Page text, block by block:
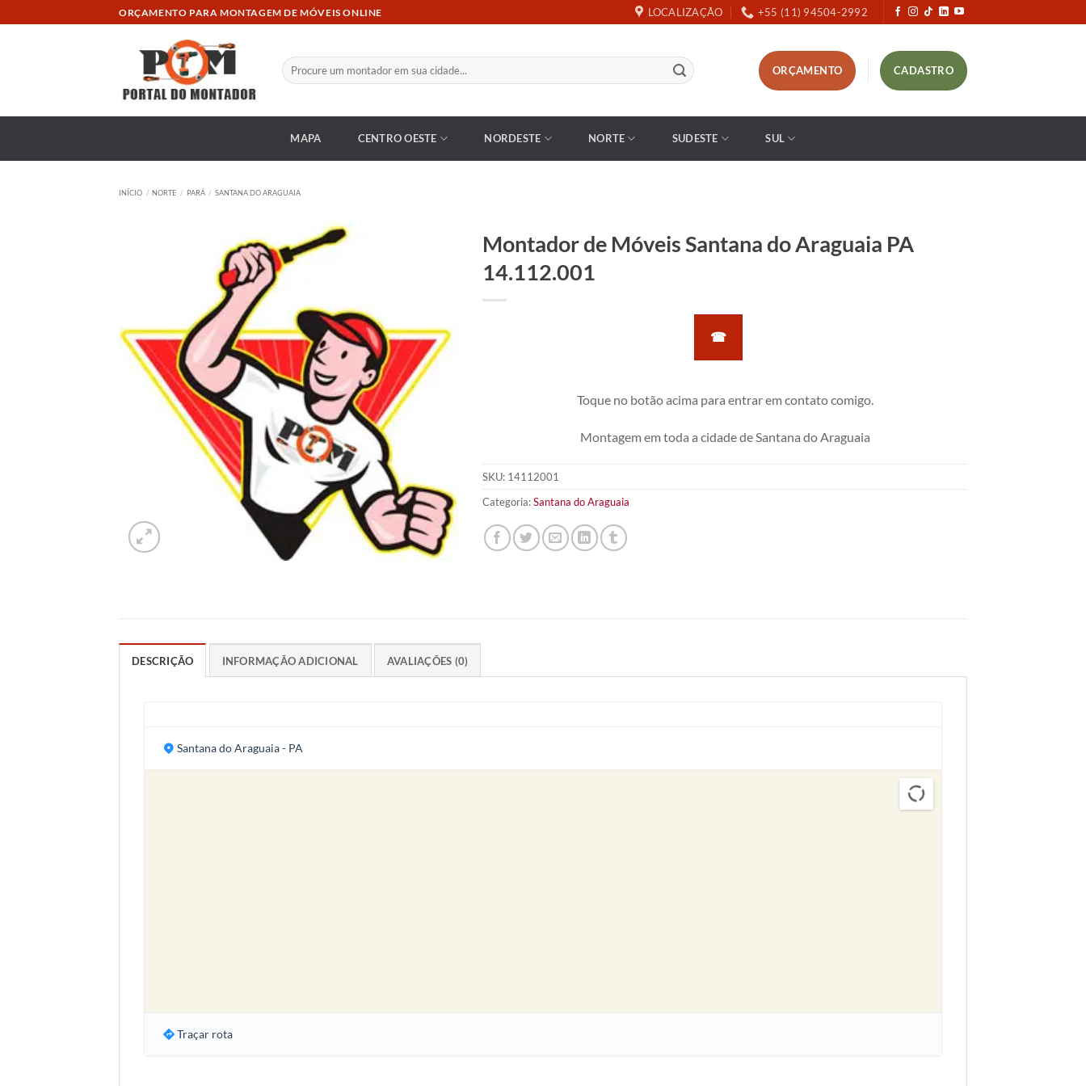
to
ORÇAMENTO PARA MONTAGEM DE MÓVEIS ONLINE LOCALIZAÇÃO +55 (11) 94504-2992
Pesquisar
por:
ORÇAMENTO CADASTRO
MAPA CENTRO OESTE NORDESTE NORTE SUDESTE SUL
INÍCIO / NORTE / PARÁ / SANTANA DO ARAGUAIA
Montador de Móveis Santana do Araguaia PA
14.112.001
☎
Toque no botão acima para entrar em contato comigo.
Montagem em toda a cidade de Santana do Araguaia
SKU: 14112001
Categoria:Santana do Araguaia
DESCRIÇÃO INFORMAÇÃO ADICIONAL AVALIAÇÕES (0)
Santana do Araguaia - PA
Traçar rota